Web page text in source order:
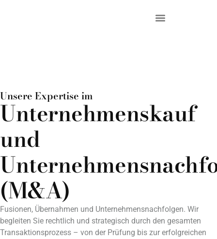
Zugang entscheidet.
Unternehmenstransaktionen erfordern klare Entscheidungen,
strukturierte Zugänge und eine rechtliche Gestaltung, die Übergänge
sicher ermöglicht.
Beratung anfragen
Unsere Expertise im
Unternehmenskauf
und
(M&A)
Fusionen, Übernahmen und Unternehmensnachfolgen. Wir
begleiten Sie rechtlich und strategisch durch den gesamten
Transaktionsprozess – von der Prüfung bis zur erfolgreichen